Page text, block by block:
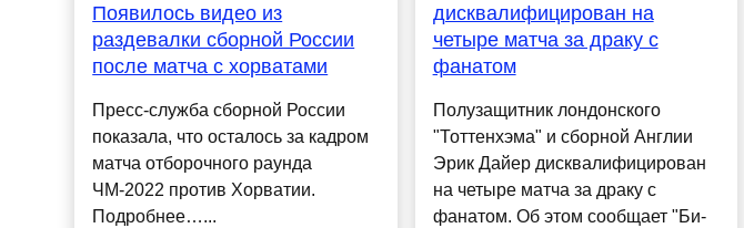
Появилось видео из
раздевалки сборной России
после матча с хорватами
Пресс-служба сборной России
показала, что осталось за кадром
матча отборочного раунда
ЧМ-2022 против Хорватии.
Подробнее…...
дисквалифицирован на
четыре матча за драку с
фанатом
Полузащитник лондонского
"Тоттенхэма" и сборной Англии
Эрик Дайер дисквалифицирован
на четыре матча за драку с
фанатом. Об этом сообщает "Би-